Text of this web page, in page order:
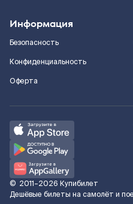
Информация
Безопасность
Конфиденциальность
Оферта
© 2011–2026 Купибилет
Дешёвые билеты на самолёт и